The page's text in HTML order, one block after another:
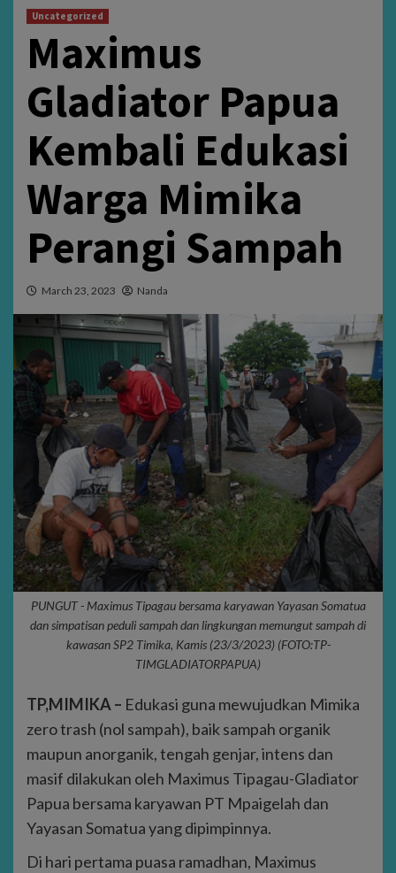
Uncategorized
Maximus
Gladiator Papua
Kembali Edukasi
Warga Mimika
Perangi Sampah
March 23, 2023 Nanda
PUNGUT - Maximus Tipagau bersama karyawan Yayasan Somatua
dan simpatisan peduli sampah dan lingkungan memungut sampah di
kawasan SP2 Timika, Kamis (23/3/2023) (FOTO:TP-
TIMGLADIATORPAPUA)
TP,MIMIKA – Edukasi guna mewujudkan Mimika
zero trash (nol sampah), baik sampah organik
maupun anorganik, tengah genjar, intens dan
masif dilakukan oleh Maximus Tipagau-Gladiator
Papua bersama karyawan PT Mpaigelah dan
Yayasan Somatua yang dipimpinnya.
Di hari pertama puasa ramadhan, Maximus